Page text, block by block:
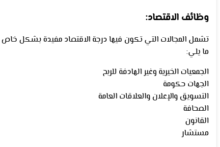
وظائف الاقتصاد:
تشمل المجالات التي تكون فيها درجة الاقتصاد مفيدة بشكل خاص
ما يلي:
الجمعيات الخيرية وغير الهادفة للربح
الجهات حكومة
التسويق والإعلان والعلاقات العامة
الصحافة
القانون
مستشار